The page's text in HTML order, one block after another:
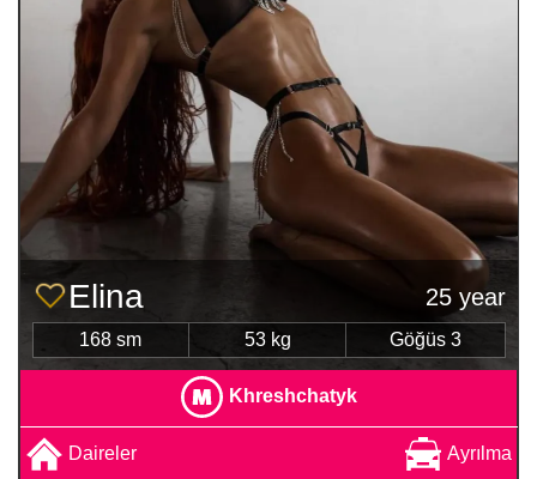
Elina 25 year
168 sm 53 kg Göğüs 3
Khreshchatyk
Daireler Ayrılma